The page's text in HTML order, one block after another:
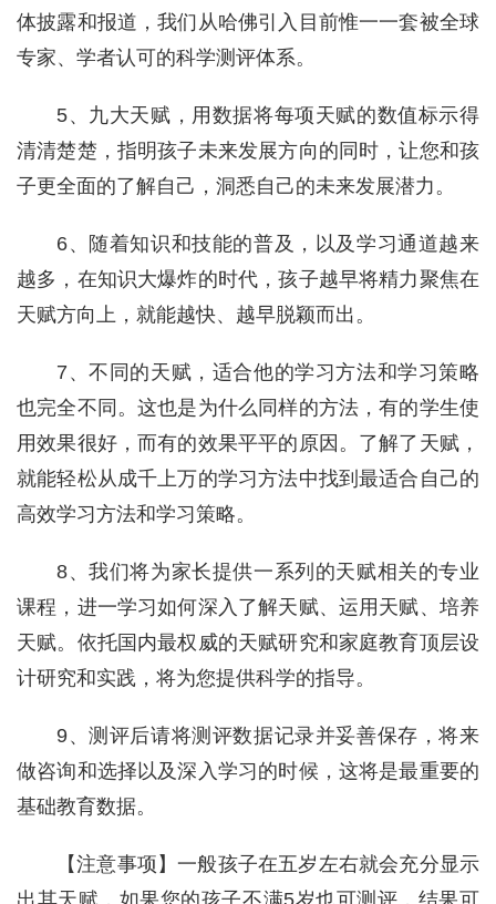
体披露和报道，我们从哈佛引入目前惟一一套被全球
专家、学者认可的科学测评体系。
5、九大天赋，用数据将每项天赋的数值标示得
清清楚楚，指明孩子未来发展方向的同时，让您和孩
子更全面的了解自己，洞悉自己的未来发展潜力。
6、随着知识和技能的普及，以及学习通道越来
越多，在知识大爆炸的时代，孩子越早将精力聚焦在
天赋方向上，就能越快、越早脱颖而出。
7、不同的天赋，适合他的学习方法和学习策略
也完全不同。这也是为什么同样的方法，有的学生使
用效果很好，而有的效果平平的原因。了解了天赋，
就能轻松从成千上万的学习方法中找到最适合自己的
高效学习方法和学习策略。
8、我们将为家长提供一系列的天赋相关的专业
课程，进一学习如何深入了解天赋、运用天赋、培养
天赋。依托国内最权威的天赋研究和家庭教育顶层设
计研究和实践，将为您提供科学的指导。
9、测评后请将测评数据记录并妥善保存，将来
做咨询和选择以及深入学习的时候，这将是最重要的
基础教育数据。
【注意事项】一般孩子在五岁左右就会充分显示